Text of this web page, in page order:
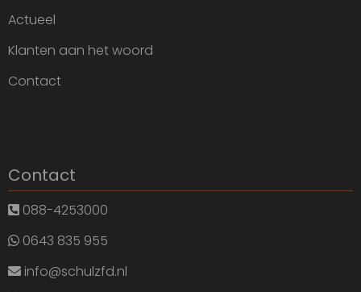
Actueel
Klanten aan het woord
Contact
Contact
088-4253000
0643 835 955
info@schulzfd.nl